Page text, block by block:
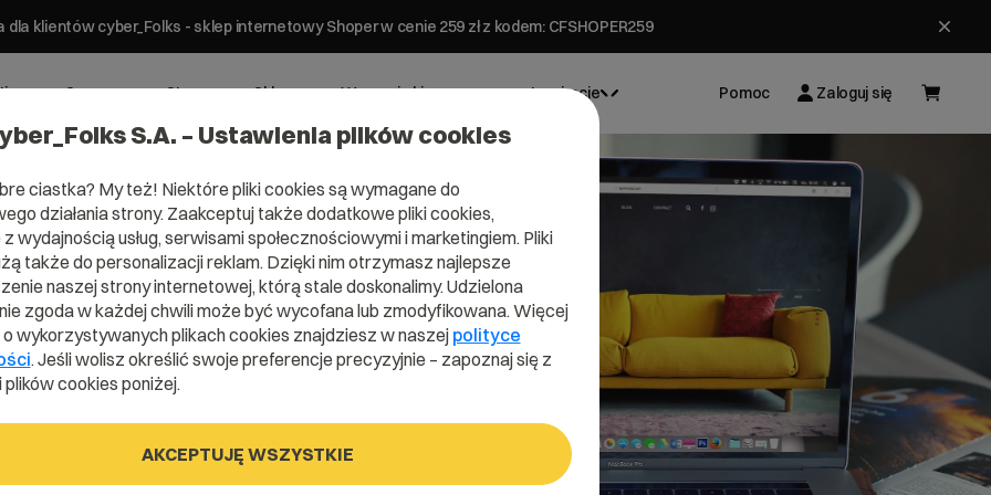
klientów cyber_Folks - sklep internetowy Shoper w cenie 259 zł z kodem: CFSHOPER259
Serwery Strony Sklepy Wsparcie biznesowe Inspiracje Pomoc Zaloguj się
jak
S.A. – Ustawienia plików cookies
ciastka? My też! Niektóre pliki cookies są wymagane do
działania strony. Zaakceptuj także dodatkowe pliki cookies,
wydajnością usług, serwisami społecznościowymi i marketingiem. Pliki
także do personalizacji reklam. Dzięki nim otrzymasz najlepsze
naszej strony internetowej, którą stale doskonalimy. Udzielona
zgoda w każdej chwili może być wycofana lub zmodyfikowana. Więcej
wykorzystywanych plikach cookies znajdziesz w naszej polityce
. Jeśli wolisz określić swoje preferencje precyzyjnie – zapoznaj się z
cookies poniżej.
AKCEPTUJĘ WSZYSTKIE